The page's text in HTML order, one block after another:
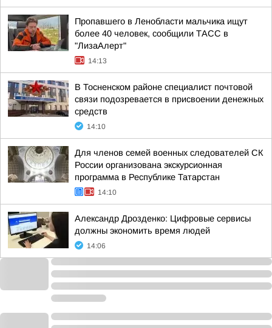
Пропавшего в Ленобласти мальчика ищут
более 40 человек, сообщили ТАСС в
"ЛизаАлерт"
14:13
В Тосненском районе специалист почтовой
связи подозревается в присвоении денежных
средств
14:10
Для членов семей военных следователей СК
России организована экскурсионная
программа в Республике Татарстан
14:10
Александр Дрозденко: Цифровые сервисы
должны экономить время людей
14:06